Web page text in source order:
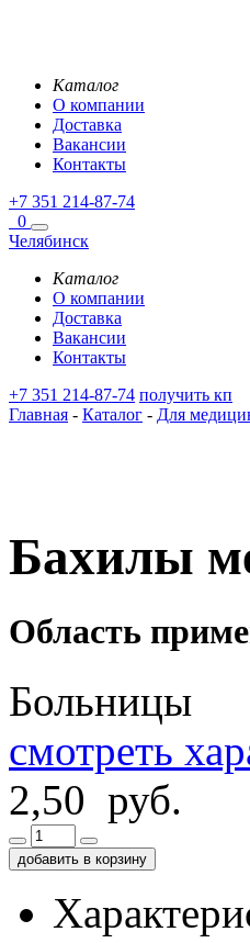
Каталог
О компании
Доставка
Вакансии
Контакты
+7 351 214-87-74
0
Челябинск
Каталог
О компании
Доставка
Вакансии
Контакты
+7 351 214-87-74 получить кп
Главная - Каталог - Для
Бахилы
Область
Больницы
смотреть
2,50 руб.
добавить в корзину